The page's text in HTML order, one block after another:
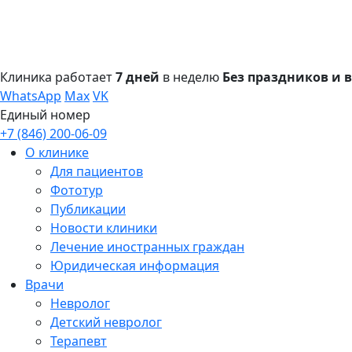
Клиника работает7 дней в неделю Без праздников и
WhatsApp MaxVK
Единый номер
+7 (846) 200-06-09
О клинике
Для пациентов
Фототур
Публикации
Новости клиники
Лечение иностранных граждан
Юридическая информация
Врачи
Невролог
Детский невролог
Терапевт